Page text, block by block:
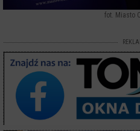
fot. Miasto